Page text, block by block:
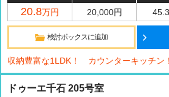
20.8万円 20,000円
検討ボックスに追加
収納豊富な1LDK！ カウンターキッチン
ドゥーエ千石 205号室